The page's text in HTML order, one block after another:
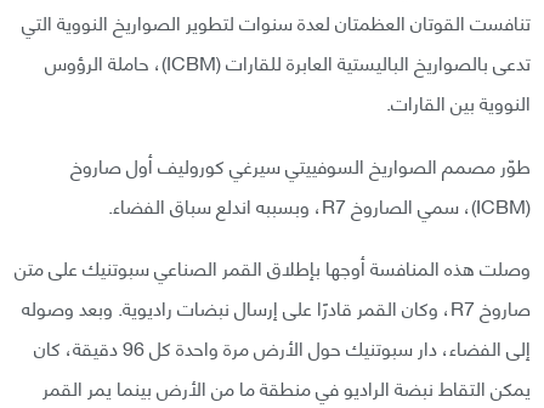
تنافست القوتان العظمتان لعدة سنوات لتطوير الصواريخ النووية التي
تدعى بالصواريخ الباليستية العابرة للقارات (ICBM)، حاملة الرؤوس
النووية بين القارات.
طوّر مصمم الصواريخ السوفييتي سيرغي كوروليف أول صاروخ
(ICBM)، سمي الصاروخ R7، وبسببه اندلع سباق الفضاء.
وصلت هذه المنافسة أوجها بإطلاق القمر الصناعي سبوتنيك على متن
صاروخ R7، وكان القمر قادرًا على إرسال نبضات راديوية. وبعد وصوله
إلى الفضاء، دار سبوتنيك حول الأرض مرة واحدة كل 96 دقيقة، كان
يمكن التقاط نبضة الراديو في منطقة ما من الأرض بينما يمر القمر